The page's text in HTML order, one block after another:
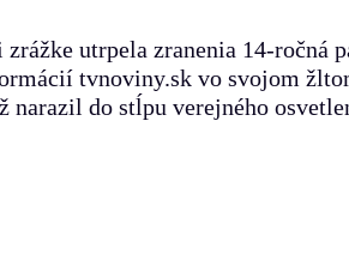
utrpela zranenia 14-
tvnoviny.sk vo svojom
do stĺpu verejného